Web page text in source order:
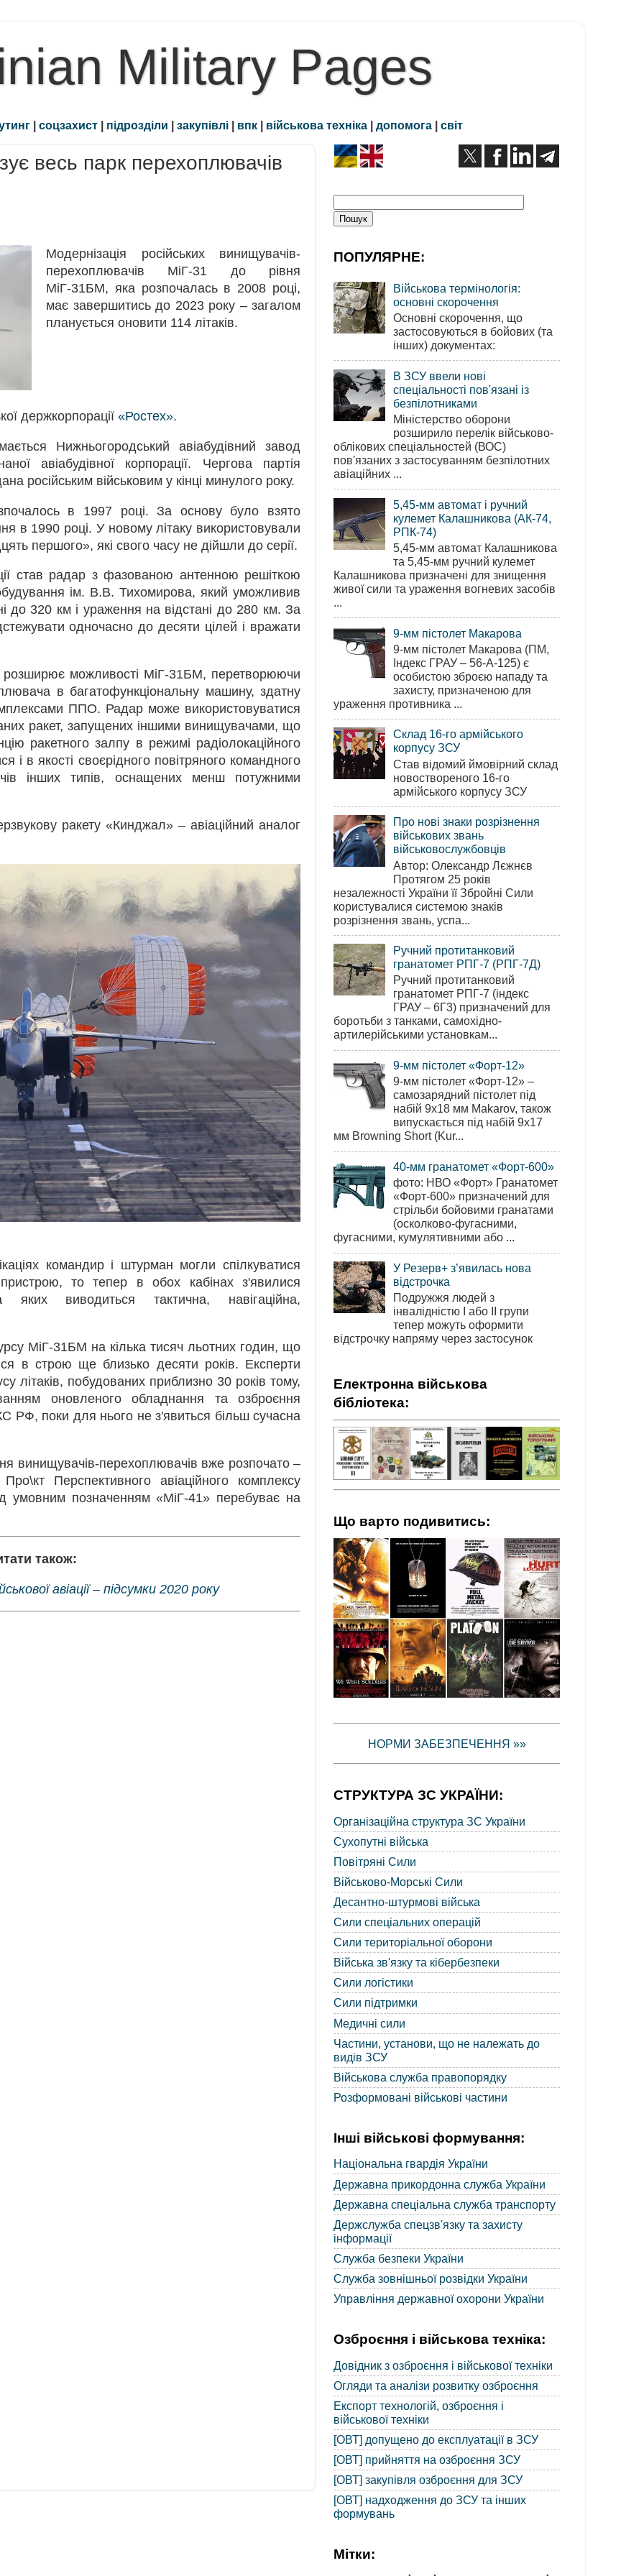
Military Pages
| соцзахист | підрозділи | закупівлі | впк | військова техніка | допомога | світ
весь парк перехоплювачів
Модернізація російських винищувачів-
перехоплювачів МіГ-31 до рівня
МіГ-31БМ, яка розпочалась в 2008 році,
має завершитись до 2023 року – загалом
планується оновити 114 літаків.
держкорпорації «Ростех».
Нижньогородський авіабудівний завод
авіабудівної корпорації. Чергова партія
російським військовим у кінці минулого року.
в 1997 році. За основу було взято
в 1990 році. У новому літаку використовували
першого», які свого часу не дійшли до серії.
став радар з фазованою антенною решіткою
ім. В.В. Тихомирова, який уможливив
до 320 км і ураження на відстані до 280 км. За
одночасно до десяти цілей і вражати
можливості МіГ-31БМ, перетворюючи
в багатофункціональну машину, здатну
ППО. Радар може використовуватися
ракет, запущених іншими винищувачами, що
ракетного залпу в режимі радіолокаційного
і в якості своєрідного повітряного командного
інших типів, оснащених менш потужними
ракету «Кинджал» – авіаційний аналог
командир і штурман могли спілкуватися
то тепер в обох кабінах з'явилися
яких виводиться тактична, навігаційна,
МіГ-31БМ на кілька тисяч льотних годин, що
в строю ще близько десяти років. Експерти
літаків, побудованих приблизно 30 років тому,
оновленого обладнання та озброєння
РФ, поки для нього не з'явиться більш сучасна
винищувачів-перехоплювачів вже розпочато –
Перспективного авіаційного комплексу
умовним позначенням «МіГ-41» перебуває на
також:
авіації – підсумки 2020 року
ПОПУЛЯРНЕ:
Військова термінологія:
основні скорочення
Основні скорочення, що
застосовуються в бойових (та
інших) документах:
В ЗСУ ввели нові
спеціальності пов'язані із
безпілотниками
Міністерство оборони
розширило перелік військово-
облікових спеціальностей (ВОС)
пов'язаних з застосуванням безпілотних
авіаційних ...
5,45-мм автомат і ручний
кулемет Калашникова (АК-74,
РПК-74)
5,45-мм автомат Калашникова
та 5,45-мм ручний кулемет
Калашникова призначені для знищення
живої сили та ураження вогневих засобів
...
9-мм пістолет Макарова
9-мм пістолет Макарова (ПМ,
Індекс ГРАУ – 56-А-125) є
особистою зброєю нападу та
захисту, призначеною для
ураження противника ...
Склад 16-го армійського
корпусу ЗСУ
Став відомий ймовірний склад
новоствореного 16-го
армійського корпусу ЗСУ
Про нові знаки розрізнення
військових звань
військовослужбовців
Автор: Олександр Лєжнєв
Протягом 25 років
незалежності України її Збройні Сили
користувалися системою знаків
розрізнення звань, успа...
Ручний протитанковий
гранатомет РПГ-7 (РПГ-7Д)
Ручний протитанковий
гранатомет РПГ-7 (індекс
ГРАУ – 6Г3) призначений для
боротьби з танками, самохідно-
артилерійськими установкам...
9-мм пістолет «Форт-12»
9-мм пістолет «Форт-12» –
самозарядний пістолет під
набій 9х18 мм Makarov, також
випускається під набій 9х17
мм Browning Short (Kur...
40-мм гранатомет «Форт-600»
фото: НВО «Форт» Гранатомет
«Форт-600» призначений для
стрільби бойовими гранатами
(осколково-фугасними,
фугасними, кумулятивними або ...
У Резерв+ з’явилась нова
відстрочка
Подружжя людей з
інвалідністю І або ІІ групи
тепер можуть оформити
відстрочку напряму через застосунок
Електронна військова
бібліотека:
Що варто подивитись:
НОРМИ ЗАБЕЗПЕЧЕННЯ »»
СТРУКТУРА ЗС УКРАЇНИ:
Організаційна структура ЗС України
Сухопутні війська
Повітряні Сили
Військово-Морські Сили
Десантно-штурмові війська
Сили спеціальних операцій
Сили територіальної оборони
Війська зв'язку та кібербезпеки
Сили логістики
Сили підтримки
Медичні сили
Частини, установи, що не належать до
видів ЗСУ
Військова служба правопорядку
Розформовані військові частини
Інші військові формування:
Національна гвардія України
Державна прикордонна служба України
Державна спеціальна служба транспорту
Держслужба спецзв'язку та захисту
інформації
Служба безпеки України
Служба зовнішньої розвідки України
Управління державної охорони України
Озброєння і військова техніка:
Довідник з озброєння і військової техніки
Огляди та аналізи розвитку озброєння
Експорт технологій, озброєння і
військової техніки
[ОВТ] допущено до експлуатації в ЗСУ
[ОВТ] прийняття на озброєння ЗСУ
[ОВТ] закупівля озброєння для ЗСУ
[ОВТ] надходження до ЗСУ та інших
формувань
Мітки: